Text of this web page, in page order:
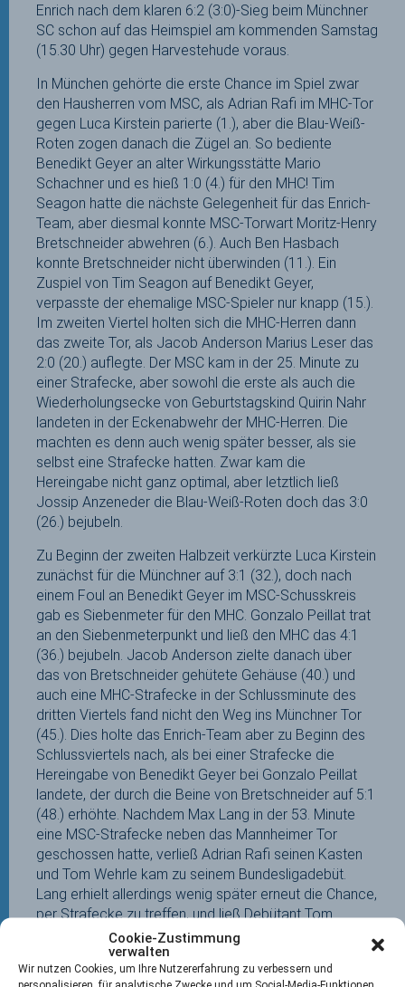
Cookie-Zustimmung
verwalten
Wir nutzen Cookies, um Ihre Nutzererfahrung zu verbessern und
personalisieren, für analytische Zwecke und um Social-Media-Funktionen
Enrich nach dem klaren 6:2 (3:0)-Sieg beim Münchner
SC schon auf das Heimspiel am kommenden Samstag
(15.30 Uhr) gegen Harvestehude voraus.
In München gehörte die erste Chance im Spiel zwar
den Hausherren vom MSC, als Adrian Rafi im MHC-Tor
gegen Luca Kirstein parierte (1.), aber die Blau-Weiß-
Roten zogen danach die Zügel an. So bediente
Benedikt Geyer an alter Wirkungsstätte Mario
Schachner und es hieß 1:0 (4.) für den MHC! Tim
Seagon hatte die nächste Gelegenheit für das Enrich-
Team, aber diesmal konnte MSC-Torwart Moritz-Henry
Bretschneider abwehren (6.). Auch Ben Hasbach
konnte Bretschneider nicht überwinden (11.). Ein
Zuspiel von Tim Seagon auf Benedikt Geyer,
verpasste der ehemalige MSC-Spieler nur knapp (15.).
Im zweiten Viertel holten sich die MHC-Herren dann
das zweite Tor, als Jacob Anderson Marius Leser das
2:0 (20.) auflegte. Der MSC kam in der 25. Minute zu
einer Strafecke, aber sowohl die erste als auch die
Wiederholungsecke von Geburtstagskind Quirin Nahr
landeten in der Eckenabwehr der MHC-Herren. Die
machten es denn auch wenig später besser, als sie
selbst eine Strafecke hatten. Zwar kam die
Hereingabe nicht ganz optimal, aber letztlich ließ
Jossip Anzeneder die Blau-Weiß-Roten doch das 3:0
(26.) bejubeln.
Zu Beginn der zweiten Halbzeit verkürzte Luca Kirstein
zunächst für die Münchner auf 3:1 (32.), doch nach
einem Foul an Benedikt Geyer im MSC-Schusskreis
gab es Siebenmeter für den MHC. Gonzalo Peillat trat
an den Siebenmeterpunkt und ließ den MHC das 4:1
(36.) bejubeln. Jacob Anderson zielte danach über
das von Bretschneider gehütete Gehäuse (40.) und
auch eine MHC-Strafecke in der Schlussminute des
dritten Viertels fand nicht den Weg ins Münchner Tor
(45.). Dies holte das Enrich-Team aber zu Beginn des
Schlussviertels nach, als bei einer Strafecke die
Hereingabe von Benedikt Geyer bei Gonzalo Peillat
landete, der durch die Beine von Bretschneider auf 5:1
(48.) erhöhte. Nachdem Max Lang in der 53. Minute
eine MSC-Strafecke neben das Mannheimer Tor
geschossen hatte, verließ Adrian Rafi seinen Kasten
und Tom Wehrle kam zu seinem Bundesligadebüt.
Lang erhielt allerdings wenig später erneut die Chance,
per Strafecke zu treffen, und ließ Debütant Tom
Wehrle beim 5:2 (55.) keine Abwehrchance. Nachdem
sich Quirin Nahr in der Schlussminute bei den
Hausherren Gelb eingehandelt hatte, nutzte MHC-